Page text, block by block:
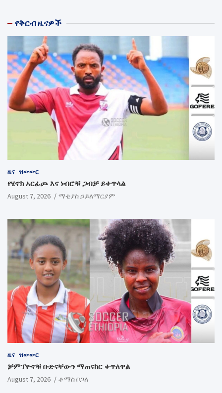
የቅርብ ዜናዎች
ዜና ዝውውር
የሄኖክ አርፊጮ እና ነብሮቹ ጋብቻ ይቀጥላል
August 7, 2026 ማቲያስ ኃይለማርያም
ዜና ዝውውር
ቻምፕዮኖቹ ቡድናቸውን ማጠናከር ቀጥለዋል
August 7, 2026 ቶማስ ቦጋለ